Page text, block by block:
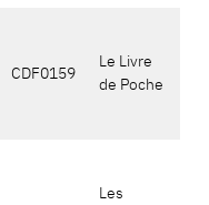
CDF0159
Le Livre
de Poche
Les